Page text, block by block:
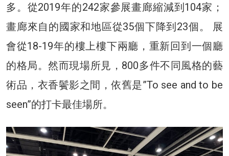
多。從2019年的242家參展畫廊縮減到104家；
畫廊來自的國家和地區從35個下降到23個。 展
會從18-19年的樓上樓下兩廳，重新回到一個廳
的格局。然而現場所見，800多件不同風格的藝
術品，衣香鬢影之間，依舊是”To see and to be
seen”的打卡最佳場所。